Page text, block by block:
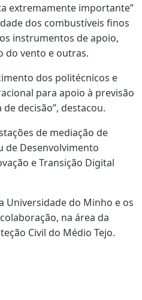
extremamente importante”
dos combustíveis finos
instrumentos de apoio,
do vento e outras.
dos politécnicos e
para apoio à previsão
decisão”, destacou.
de mediação de
de Desenvolvimento
e Transição Digital
Universidade do Minho e os
na área da
Civil do Médio Tejo.